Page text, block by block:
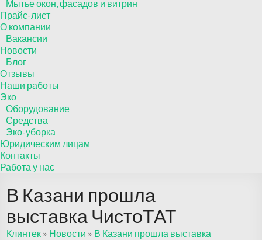
Мытье окон, фасадов и витрин
Прайс-лист
О компании
Вакансии
Новости
Блог
Отзывы
Наши работы
Эко
Оборудование
Средства
Эко-уборка
Юридическим лицам
Контакты
Работа у нас
В Казани прошла
выставка ЧистоТАТ
Клинтек » Новости » В Казани прошла выставка